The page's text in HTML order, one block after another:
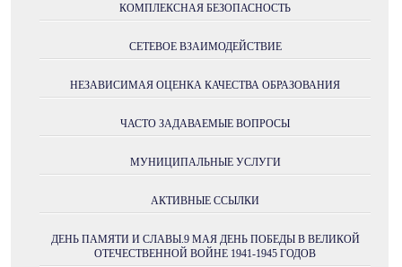
КОМПЛЕКСНАЯ БЕЗОПАСНОСТЬ
СЕТЕВОЕ ВЗАИМОДЕЙСТВИЕ
НЕЗАВИСИМАЯ ОЦЕНКА КАЧЕСТВА ОБРАЗОВАНИЯ
ЧАСТО ЗАДАВАЕМЫЕ ВОПРОСЫ
МУНИЦИПАЛЬНЫЕ УСЛУГИ
АКТИВНЫЕ ССЫЛКИ
ДЕНЬ ПАМЯТИ И СЛАВЫ.9 МАЯ ДЕНЬ ПОБЕДЫ В ВЕЛИКОЙ
ОТЕЧЕСТВЕННОЙ ВОЙНЕ 1941-1945 ГОДОВ